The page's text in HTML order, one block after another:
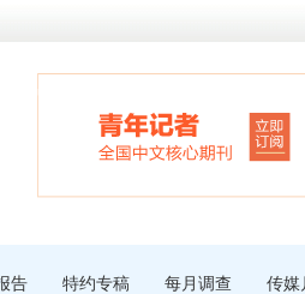
告 特约专稿 每月调查 传媒